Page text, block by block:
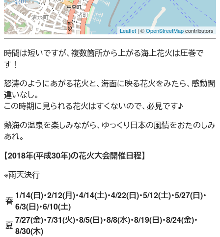
Leaflet | ©OpenStreetMapcontributors
時間は短いですが、複数箇所から上がる海上花火は圧巻で
す！
怒涛のようにあがる花火と、海面に映る花火をみたら、感動間
違いなし。
この時期に見られる花火はすくないので、必見です♪
熱海の温泉を楽しみながら、ゆっくり日本の風情をおたのしみ
あれ。
【2018年(平成30年)の花火大会開催日程】
※雨天決行
春 1/14(日)・2/12(月)・4/14(土)・4/22(日)・5/12(土)・5/27(日)・
6/3(日)・6/10(土)
夏7/27(金)・7/31(火)・8/5(日)・8/8(水)・8/19(日)・8/24(金)・
8/30(木)